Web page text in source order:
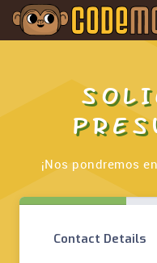
¡Nos pondremos
Contact Details